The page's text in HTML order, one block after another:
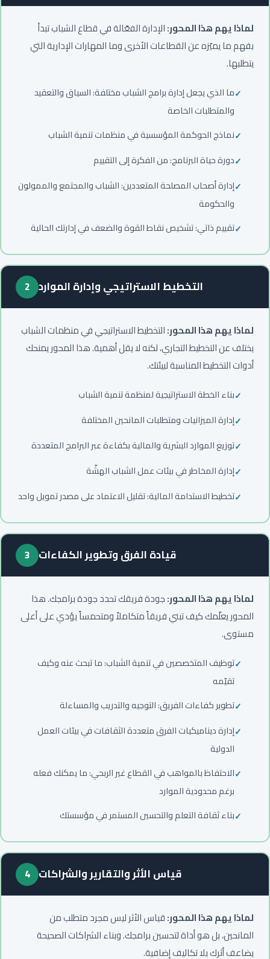
لماذا يهم هذا المحور:الإدارة الفعّالة في قطاع الشباب تبدأ
بفهم ما يميّزه عن القطاعات الأخرى وما المهارات الإدارية التي
يتطلبها.
ما الذي يجعل إدارة برامج الشباب مختلفة: السياق والتعقيد
والمتطلبات الخاصة
نماذج الحوكمة المؤسسية في منظمات تنمية الشباب
دورة حياة البرنامج: من الفكرة إلى التقييم
إدارة أصحاب المصلحة المتعددين: الشباب والمجتمع والممولون
والحكومة
تقييم ذاتي: تشخيص نقاط القوة والضعف في إدارتك الحالية
2 التخطيط الاستراتيجي وإدارة الموارد
لماذا يهم هذا المحور:التخطيط الاستراتيجي في منظمات الشباب
يختلف عن التخطيط التجاري، لكنه لا يقل أهمية. هذا المحور يمنحك
أدوات التخطيط المناسبة لبيئتك.
بناء الخطة الاستراتيجية لمنظمة تنمية الشباب
إدارة الميزانيات ومتطلبات المانحين المختلفة
توزيع الموارد البشرية والمالية بكفاءة عبر البرامج المتعددة
إدارة المخاطر في بيئات عمل الشباب الهشّة
تخطيط الاستدامة المالية: تقليل الاعتماد على مصدر تمويل واحد
3 قيادة الفرق وتطوير الكفاءات
لماذا يهم هذا المحور:جودة فريقك تحدد جودة برامجك. هذا
المحور يعلّمك كيف تبني فريقاً متكاملاً ومتحمساً يؤدي على أعلى
مستوى.
توظيف المتخصصين في تنمية الشباب: ما تبحث عنه وكيف
تقيّمه
تطوير كفاءات الفريق: التوجيه والتدريب والمساءلة
إدارة ديناميكيات الفرق متعددة الثقافات في بيئات العمل
الدولية
الاحتفاظ بالمواهب في القطاع غير الربحي: ما يمكنك فعله
برغم محدودية الموارد
بناء ثقافة التعلم والتحسين المستمر في مؤسستك
4 قياس الأثر والتقارير والشراكات
لماذا يهم هذا المحور:قياس الأثر ليس مجرد متطلب من
المانحين، بل هو أداة لتحسين برامجك. وبناء الشراكات الصحيحة
يضاعف أثرك بلا تكاليف إضافية.